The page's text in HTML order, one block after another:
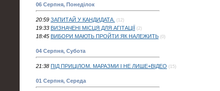
06 Серпня, Понеділок
20:59 ЗАПИТАЙ У КАНДИДАТА. (12)
19:33 ВИЗНАЧЕНІ МІСЦЯ ДЛЯ АГІТАЦІЇ (2)
18:45 ВИБОРИ МАЮТЬ ПРОЙТИ ЯК НАЛЕЖИТЬ (0)
04 Серпня, Субота
21:38 ПІД ПРИЦІЛОМ. МАРАЗМИ І НЕ ЛИШЕ+ВІДЕО (15)
01 Серпня, Середа